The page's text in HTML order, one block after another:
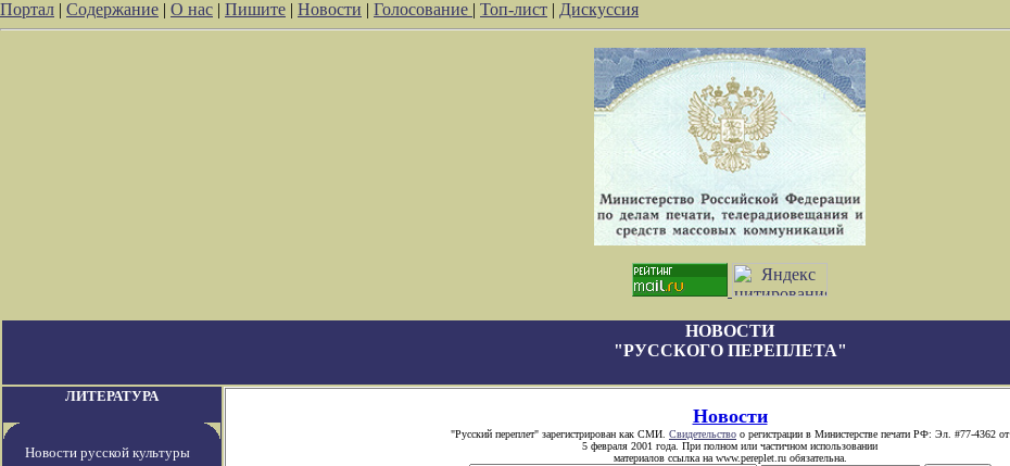
Портал | Содержание | О нас | Пишите | Новости | Голосование | Топ-лист | Дискуссия
НОВОСТИ
"РУССКОГО ПЕРЕПЛЕТА"
ЛИТЕРАТУРА
Новости русской культуры
Новости
"Русский переплет" зарегистрирован как СМИ. Свидетельство о регистрации в Министерстве печати РФ: Эл. #77-4362 от
5 февраля 2001 года. При полном или частичном использовании
материалов ссылка на www.pereplet.ru обязательна.